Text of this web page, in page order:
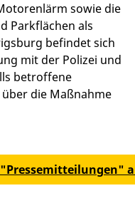
sowie die
Parkflächen als
befindet sich
mit der Polizei und
betroffene
die Maßnahme